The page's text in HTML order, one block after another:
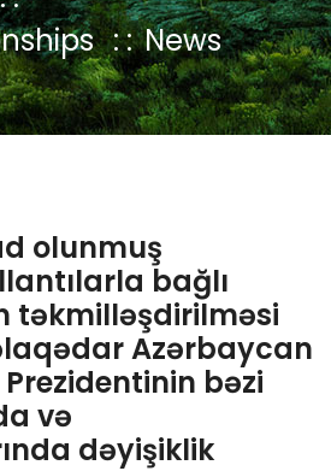
News
olunmuş
bağlı
təkmilləşdirilməsi
Azərbaycan
bəzi
və
dəyişiklik